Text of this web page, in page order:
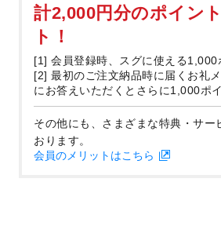
計2,000円分のポイン
ト！
[1] 会員登録時、スグに使える1,000
[2] 最初のご注文納品時に届くお礼
にお答えいただくとさらに1,000ポ
その他にも、さまざまな特典・サー
おります。
会員のメリットはこちら